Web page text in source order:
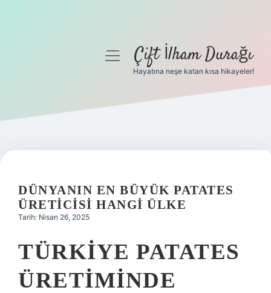
Gizlilik Politikası
Yasal Uyarı
menüyüÇift İlham Durağı
Hayatına neşe katan kısa hikayeler!
DÜNYANIN EN BÜYÜK PATATES
ÜRETICISI HANGI ÜLKE
Tarih: Nisan 26, 2025
TÜRKIYE PATATES
ÜRETIMINDE